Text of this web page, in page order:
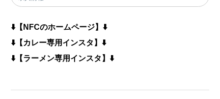
⬇️【NFCのホームページ】⬇️
⬇️【カレー専用インスタ】⬇️
⬇️【ラーメン専用インスタ】⬇️